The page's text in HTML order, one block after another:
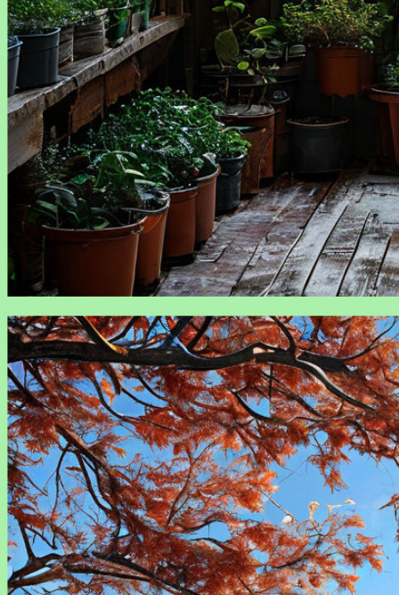
Уход за зимними саженцами: советы и рекомендации